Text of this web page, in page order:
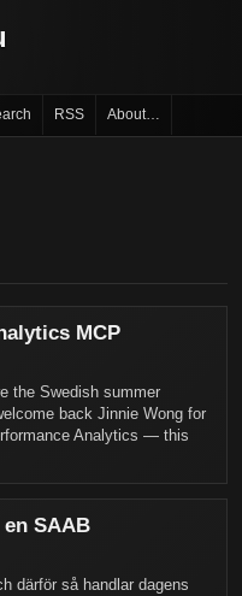
RSS About…
MCP
the Swedish summer
back Jinnie Wong for
Analytics — this
SAAB
därför så handlar dagens